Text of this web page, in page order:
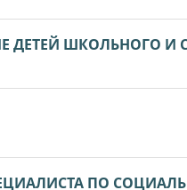
ДЕТЕЙ ШКОЛЬНОГО И
ПО